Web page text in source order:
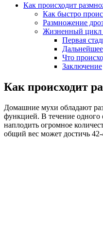
Как происходит
Как быстро
Размножение
Жизненный цикл
Первая
Что
Заключение
Как происходит
Домашние мухи обладают
функцией. В течение одного
наплодить огромное
общий вес может достичь